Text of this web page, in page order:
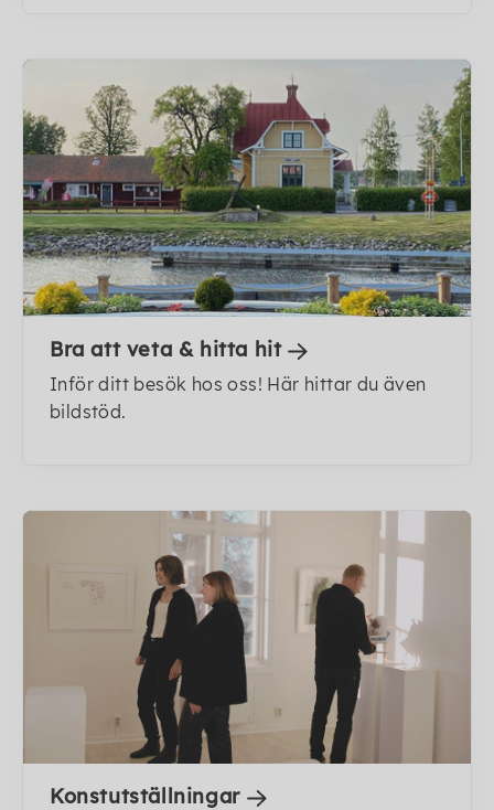
Bra att veta & hitta hit
Inför ditt besök hos oss! Här hittar du även
bildstöd.
Konstutställningar